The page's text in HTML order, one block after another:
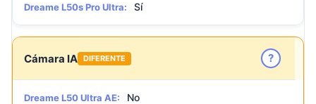
Dreame L50s Pro Ultra: Sí
Cámara IA DIFERENTE ?
Dreame L50 Ultra AE: No